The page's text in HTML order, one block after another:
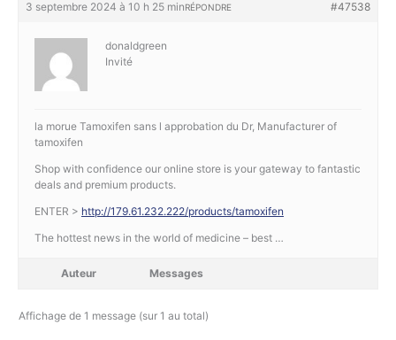
3 septembre 2024 à 10 h 25 min #47538
RÉPONDRE
donaldgreen
Invité
la morue Tamoxifen sans l approbation du Dr, Manufacturer of
tamoxifen
Shop with confidence our online store is your gateway to fantastic
deals and premium products.
ENTER > http://179.61.232.222/products/tamoxifen
The hottest news in the world of medicine – best …
Auteur Messages
Affichage de 1 message (sur 1 au total)